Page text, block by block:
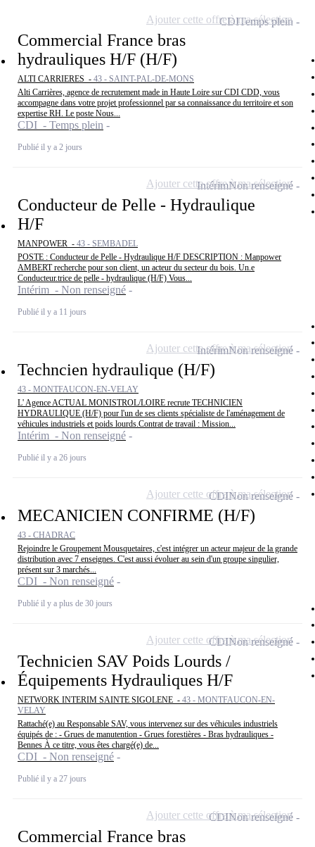
Commercial France bras
hydrauliques H/F (H/F)
ALTI CARRIERES - 43 - SAINT-PAL-DE-MONS
Alti Carrières, agence de recrutement made in Haute Loire sur CDI CDD, vous
accompagne dans votre projet professionnel par sa connaissance du territoire et son
expertise RH. Le poste Nous...
CDI - Temps plein
Publié il y a 2 jours
CDITemps plein
Ajouter cette offre à ma sélection
Conducteur de Pelle - Hydraulique
H/F
MANPOWER - 43 - SEMBADEL
POSTE : Conducteur de Pelle - Hydraulique H/F DESCRIPTION : Manpower
AMBERT recherche pour son client, un acteur du secteur du bois. Un.e
Conducteur.trice de pelle - hydraulique (H/F) Vous...
Intérim - Non renseigné
Publié il y a 11 jours
IntérimNon renseigné
Ajouter cette offre à ma sélection
Techncien hydraulique (H/F)
43 - MONTFAUCON-EN-VELAY
L' Agence ACTUAL MONISTROL/LOIRE recrute TECHNICIEN
HYDRAULIQUE (H/F) pour l'un de ses clients spécialiste de l'aménagement de
véhicules industriels et poids lourds.Contrat de travail : Mission...
Intérim - Non renseigné
Publié il y a 26 jours
IntérimNon renseigné
Ajouter cette offre à ma sélection
MECANICIEN CONFIRME (H/F)
43 - CHADRAC
Rejoindre le Groupement Mousquetaires, c'est intégrer un acteur majeur de la grande
distribution avec 7 enseignes. C'est aussi évoluer au sein d'un groupe singulier,
présent sur 3 marchés...
CDI - Non renseigné
Publié il y a plus de 30 jours
CDINon renseigné
Ajouter cette offre à ma sélection
Technicien SAV Poids Lourds /
Équipements Hydrauliques H/F
NETWORK INTERIM SAINTE SIGOLENE - 43 - MONTFAUCON-EN-
VELAY
Rattaché(e) au Responsable SAV, vous intervenez sur des véhicules industriels
équipés de : - Grues de manutention - Grues forestières - Bras hydrauliques -
Bennes À ce titre, vous êtes chargé(e) de...
CDI - Non renseigné
Publié il y a 27 jours
CDINon renseigné
Ajouter cette offre à ma sélection
Commercial France bras
CDINon renseigné
Ajouter cette offre à ma sélection